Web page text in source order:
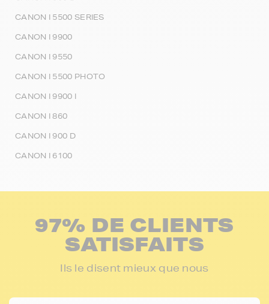
CANON I 5500 SERIES
CANON I 9900
CANON I 9550
CANON I 5500 PHOTO
CANON I 9900 I
CANON I 860
CANON I 900 D
CANON I 6100
97% DE CLIENTS
SATISFAITS
Ils le disent mieux que nous